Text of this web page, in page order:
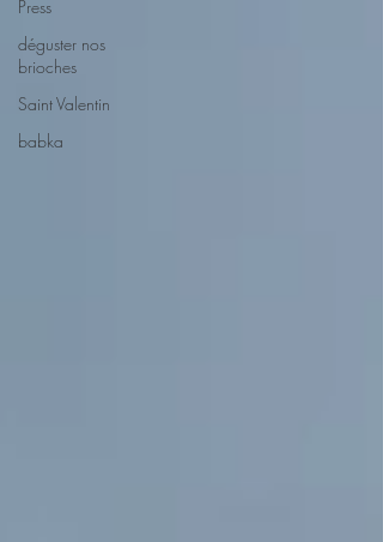
Press
déguster nos
brioches
Saint Valentin
babka